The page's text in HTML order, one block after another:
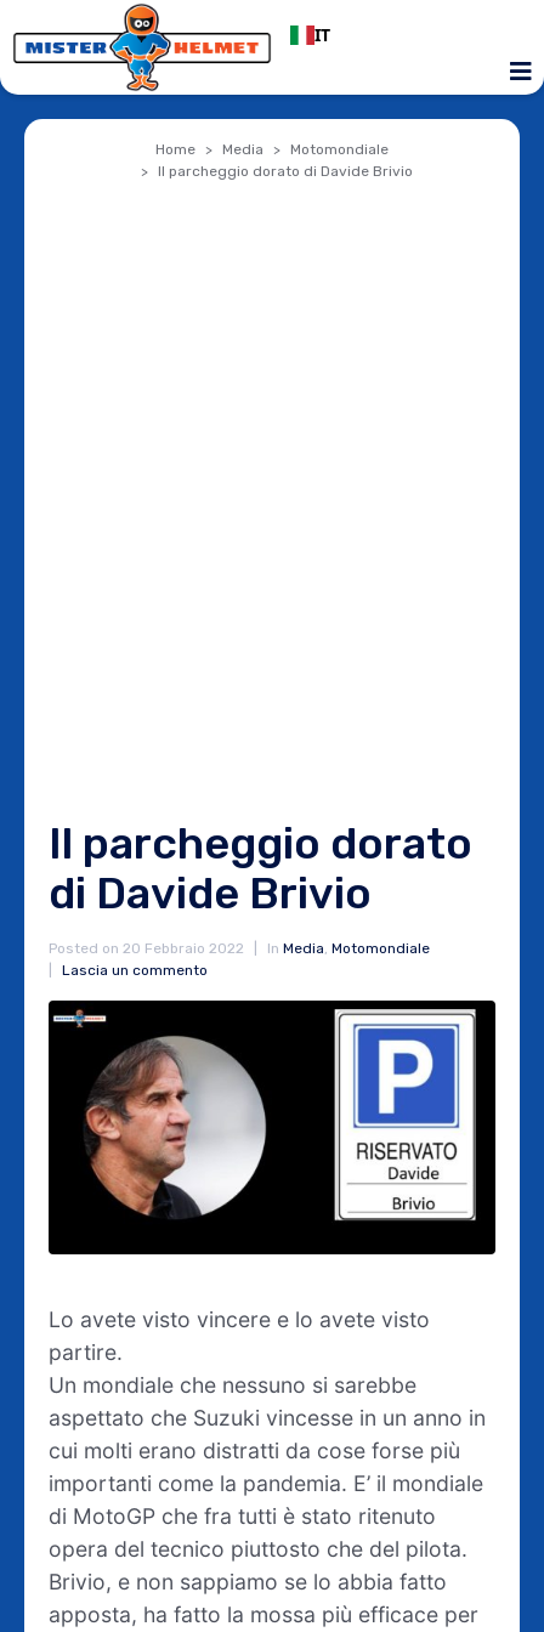
IT
Home Media
Motomondiale
Il parcheggio dorato di Davide Brivio
Il parcheggio dorato
di Davide Brivio
Posted on 20 Febbraio 2022 In Media, Motomondiale
Lascia un commento
Lo avete visto vincere e lo avete visto
partire.
Un mondiale che nessuno si sarebbe
aspettato che Suzuki vincesse in un anno in
cui molti erano distratti da cose forse più
importanti come la pandemia. E’ il mondiale
di MotoGP che fra tutti è stato ritenuto
opera del tecnico piuttosto che del pilota.
Brivio, e non sappiamo se lo abbia fatto
apposta, ha fatto la mossa più efficace per